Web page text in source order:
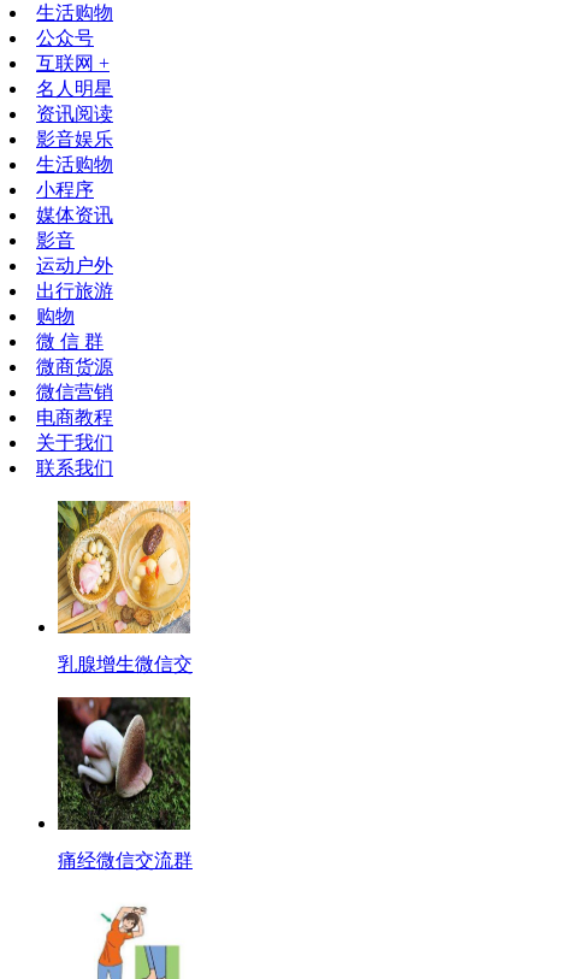
生活购物
公众号
互联网 +
名人明星
资讯阅读
影音娱乐
生活购物
小程序
媒体资讯
影音
运动户外
出行旅游
购物
微 信 群
微商货源
微信营销
电商教程
关于我们
联系我们
乳腺增生微信交
痛经微信交流群